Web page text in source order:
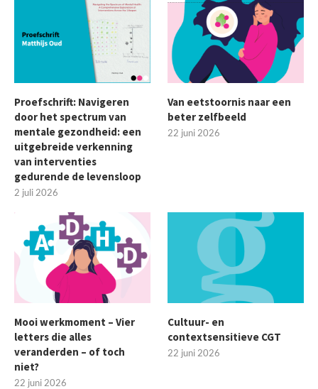
Proefschrift: Navigeren
door het spectrum van
mentale gezondheid: een
uitgebreide verkenning
van interventies
gedurende de levensloop
2 juli 2026
Van eetstoornis naar een
beter zelfbeeld
22 juni 2026
Mooi werkmoment – Vier
letters die alles
veranderden – of toch
niet?
22 juni 2026
Cultuur- en
contextsensitieve CGT
22 juni 2026